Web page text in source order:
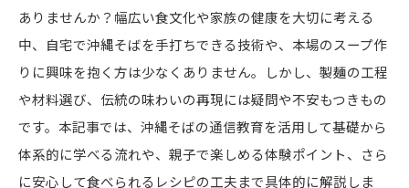
ありませんか？幅広い食文化や家族の健康を大切に考える
中、自宅で沖縄そばを手打ちできる技術や、本場のスープ作
りに興味を抱く方は少なくありません。しかし、製麺の工程
や材料選び、伝統の味わいの再現には疑問や不安もつきもの
です。本記事では、沖縄そばの通信教育を活用して基礎から
体系的に学べる流れや、親子で楽しめる体験ポイント、さら
に安心して食べられるレシピの工夫まで具体的に解説しま